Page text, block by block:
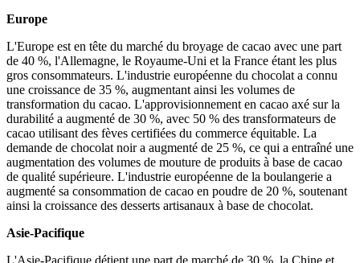
Europe
L'Europe est en tête du marché du broyage de cacao avec une part
de 40 %, l'Allemagne, le Royaume-Uni et la France étant les plus
gros consommateurs. L'industrie européenne du chocolat a connu
une croissance de 35 %, augmentant ainsi les volumes de
transformation du cacao. L'approvisionnement en cacao axé sur la
durabilité a augmenté de 30 %, avec 50 % des transformateurs de
cacao utilisant des fèves certifiées du commerce équitable. La
demande de chocolat noir a augmenté de 25 %, ce qui a entraîné une
augmentation des volumes de mouture de produits à base de cacao
de qualité supérieure. L'industrie européenne de la boulangerie a
augmenté sa consommation de cacao en poudre de 20 %, soutenant
ainsi la croissance des desserts artisanaux à base de chocolat.
Asie-Pacifique